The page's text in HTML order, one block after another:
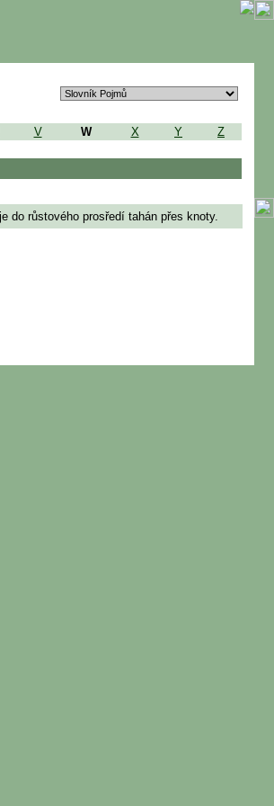
V W X Y Z
do růstového prosředí tahán přes knoty.